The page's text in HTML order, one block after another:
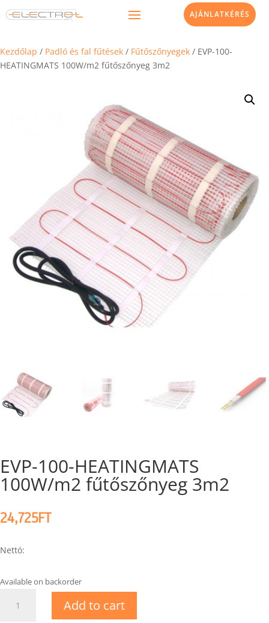
AJÁNLATKÉRÉS
Kezdőlap / Padló és fal fűtések / Fűtőszőnyegek / EVP-100-
HEATINGMATS 100W/m2 fűtőszőnyeg 3m2
EVP-100-HEATINGMATS
100W/m2 fűtőszőnyeg 3m2
24,725FT
Nettó:
Available on backorder
Add to cart